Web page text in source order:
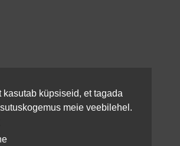
kasutab küpsiseid, et tagada
meie veebilehel.